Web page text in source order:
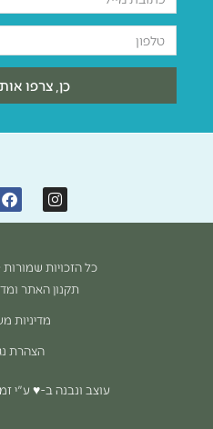
טלפון
כן, צרפו
I
n
s
g
r
a
m
F
a
c
o
o
כל הזכויות
תקנון האתר
מדיניות
הצהרת
עוצב ונבנה ב-♥︎ ע"י